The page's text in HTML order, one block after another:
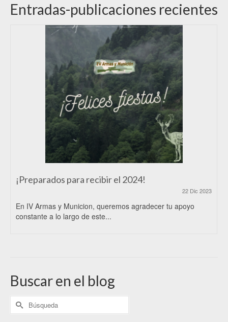
Entradas-publicaciones recientes
¡Preparados para recibir el 2024!
22 Dic 2023
En IV Armas y Municion, queremos agradecer tu apoyo
constante a lo largo de este...
Buscar en el blog